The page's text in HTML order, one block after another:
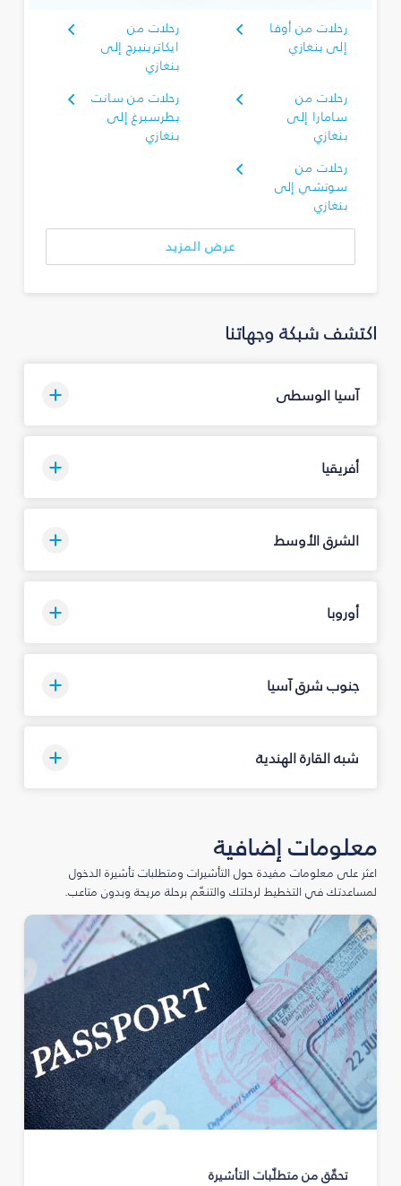
رحلات من أوفا
إلى بنغازي
رحلات من
ايكاترينبرج إلى
بنغازي
رحلات من
سامارا إلى
بنغازي
رحلات من سانت
بطرسبرغ إلى
بنغازي
رحلات من
سوتشي إلى
بنغازي
عرض المزيد
اكتشف شبكة وجهاتنا
آسيا الوسطى
أفريقيا
الشرق الأوسط
أوروبا
جنوب شرق آسيا
شبه القارة الهندية
معلومات إضافية
اعثر على معلومات مفيدة حول التأشيرات ومتطلبات تأشيرة الدخول
لمساعدتك في التخطيط لرحلتك والتنعّم برحلة مريحة وبدون متاعب.
تحقّق من متطلّبات التأشيرة